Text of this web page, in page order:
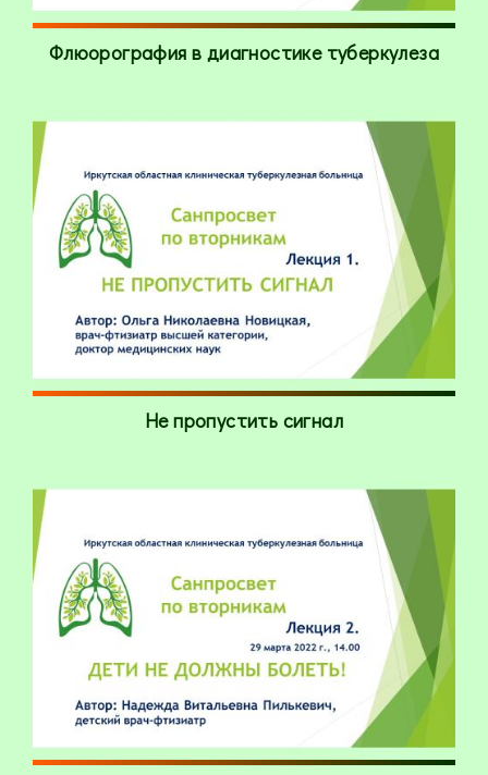
Флюорография в диагностике туберкулеза
Не пропустить сигнал